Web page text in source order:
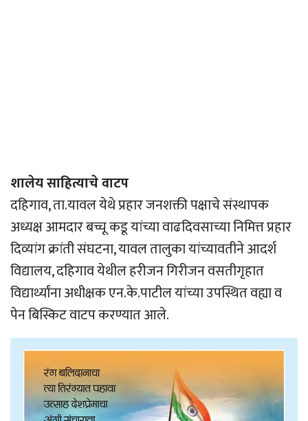
शालेय साहित्याचे वाटप
दहिगाव, ता.यावल येथे प्रहार जनशक्ती पक्षाचे संस्थापक
अध्यक्ष आमदार बच्चू कडू यांच्या वाढदिवसाच्या निमित्त प्रहार
दिव्यांग क्रांती संघटना, यावल तालुका यांच्यावतीने आदर्श
विद्यालय, दहिगाव येथील हरीजन गिरीजन वसतीगृहात
विद्यार्थ्यांना अधीक्षक एन.के.पाटील यांच्या उपस्थित वह्या व
पेन बिस्किट वाटप करण्यात आले.